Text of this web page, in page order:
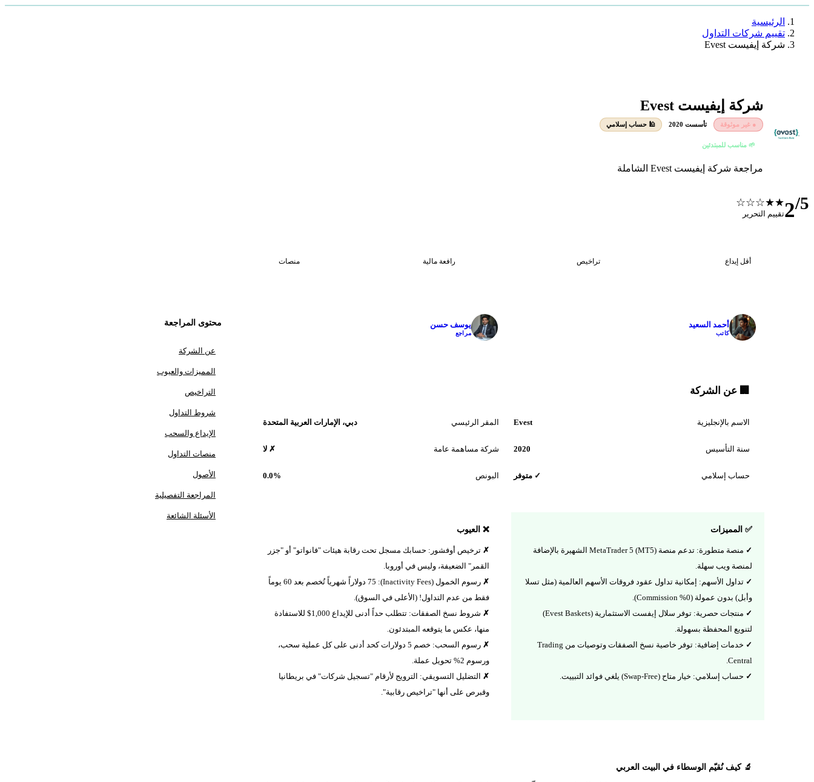
الرئيسية
تقييم شركات التداول
شركة إيفيست Evest
شركة إيفيست Evest
● غير موثوقة تأسست 2020 🕌 حساب إسلامي
🌱 مناسب للمبتدئين
مراجعة شركة إيفيست Evest الشاملة
2/5
★★☆☆☆
تقييم التحرير
أقل إيداع تراخيص رافعة مالية منصات
أحمد السعيد
كاتب
يوسف حسن
مراجع
🏢 عن الشركة
الاسم بالإنجليزية Evest المقر الرئيسي دبي، الإمارات العربية المتحدة
سنة التأسيس 2020 شركة مساهمة عامة ✗ لا
حساب إسلامي ✓ متوفر البونص 0.0%
✅ المميزات
منصة متطورة: تدعم منصة MetaTrader 5 (MT5) الشهيرة بالإضافة
لمنصة ويب سهلة.
تداول الأسهم: إمكانية تداول عقود فروقات الأسهم العالمية (مثل تسلا
وأبل) بدون عمولة (0% Commission).
منتجات حصرية: توفر سلال إيفست الاستثمارية (Evest Baskets)
لتنويع المحفظة بسهولة.
خدمات إضافية: توفر خاصية نسخ الصفقات وتوصيات من Trading
Central.
حساب إسلامي: خيار متاح (Swap-Free) يلغي فوائد التبييت.
❌ العيوب
ترخيص أوفشور: حسابك مسجل تحت رقابة هيئات "فانواتو" أو "جزر
القمر" الضعيفة، وليس في أوروبا.
رسوم الخمول (Inactivity Fees): 75 دولاراً شهرياً تُخصم بعد 60 يوماً
فقط من عدم التداول! (الأعلى في السوق).
شروط نسخ الصفقات: تتطلب حداً أدنى للإيداع 1,000$ للاستفادة
منها، عكس ما يتوقعه المبتدئون.
رسوم السحب: خصم 5 دولارات كحد أدنى على كل عملية سحب،
ورسوم 2% تحويل عملة.
التضليل التسويقي: الترويج لأرقام "تسجيل شركات" في بريطانيا
وقبرص على أنها "تراخيص رقابية".
🔬 كيف نُقيّم الوسطاء في البيت العربي
محتوى المراجعة
عن الشركة
المميزات والعيوب
التراخيص
شروط التداول
الإيداع والسحب
منصات التداول
الأصول
المراجعة التفصيلية
الأسئلة الشائعة